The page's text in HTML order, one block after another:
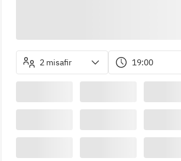
2 misafir 19:00